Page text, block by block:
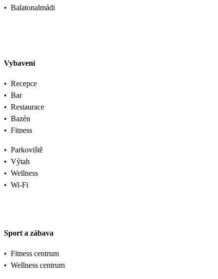
• Balatonalmádi
Vybavení
• Recepce
• Bar
• Restaurace
• Bazén
• Fitness
• Parkoviště
• Výtah
• Wellness
• Wi-Fi
Sport a zábava
• Fitness centrum
• Wellness centrum